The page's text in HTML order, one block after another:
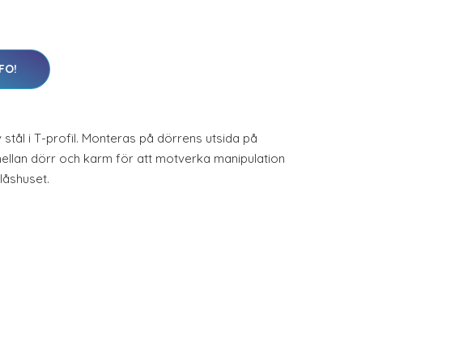
stål i T-profil. Monteras på dörrens utsida på
dörr och karm för att motverka manipulation